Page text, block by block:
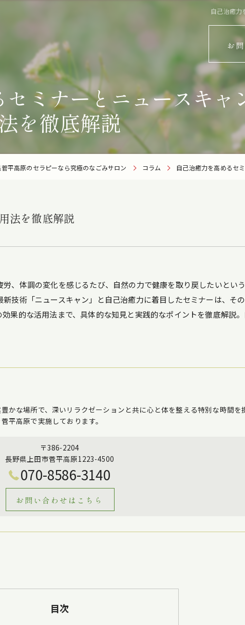
自己治癒力
お
ミナーとニュースキャ
を徹底解説
平高原のセラピーなら究極のなごみサロン コラム 自己治癒力を高めるセ
法を徹底解説
、体調の変化を感じるたび、自然の力で健康を取り戻したいとい
技術「ニュースキャン」と自己治癒力に着目したセミナーは、そ
果的な活用法まで、具体的な知見と実践的なポイントを徹底解説
かな場所で、深いリラクゼーションと共に心と体を整える特別な時間を
平高原で実施しております。
〒386-2204
長野県上田市菅平高原1223-4500
070-8586-3140
お問い合わせはこちら
目次